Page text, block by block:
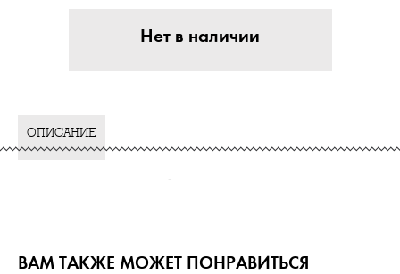
Нет в наличии
ОПИСАНИЕ
-
ВАМ ТАКЖЕ МОЖЕТ ПОНРАВИТЬСЯ